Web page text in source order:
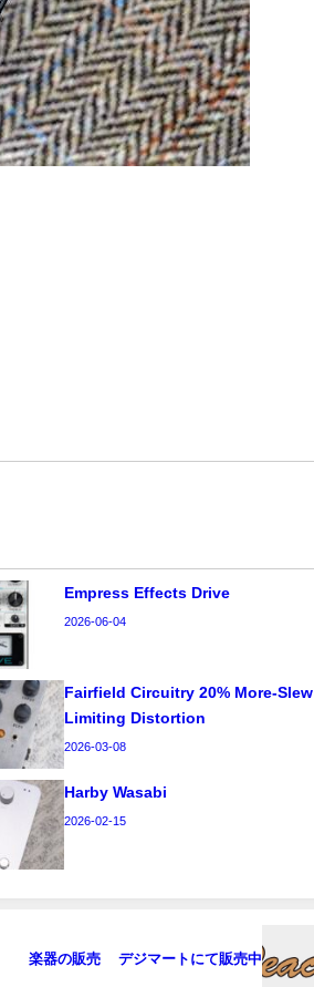
Empress Effects Drive
2026-06-04
Fairfield Circuitry 20% More-Slew
Limiting Distortion
2026-03-08
Harby Wasabi
2026-02-15
楽器の販売 デジマートにて販売中